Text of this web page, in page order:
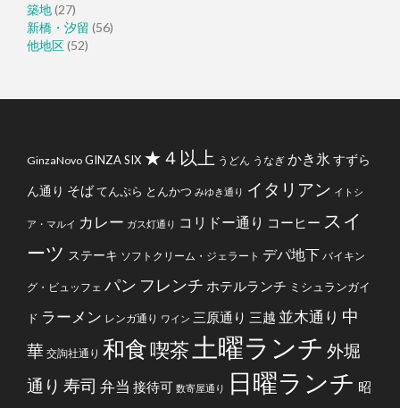
築地(27)
新橋・汐留 (56)
他地区(52)
GinzaNovo GINZA SIX ★４以上 うどん うなぎ かき氷 すずら
ん通り そばてんぷら とんかつ みゆき通り イタリアン イトシ
ア・マルイ カレー ガス灯通り コリドー通り コーヒー スイ
ーツ ステーキ ソフトクリーム・ジェラート デパ地下 バイキン
グ・ビュッフェ パン フレンチ ホテルランチ ミシュランガイ
ド ラーメン レンガ通り ワイン 三原通り 三越 並木通り 中
華 交詢社通り 和食喫茶 土曜ランチ 外堀
通り 寿司 弁当 接待可 数寄屋通り 日曜ランチ 昭